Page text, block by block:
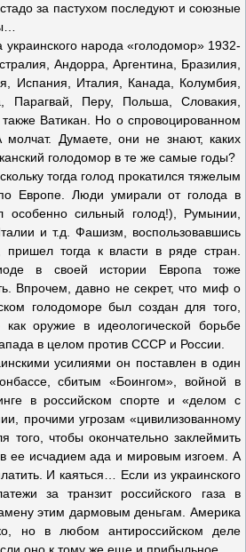
за пастухом последуют и союзные
народа «голодомор» 1932-
Андорра, Аргентина, Бразилия,
Испания, Италия, Канада, Колумбия,
Парагвай, Перу, Польша, Словакия,
Ватикан. Но о спровоцированном
Думаете, они не знают, каких
голодомор в те же самые годы?
тогда голод прокатился тяжелым
Европе. Люди умирали от голода в
сильный голод!), Румынии,
и т.д. Фашизм, воспользовавшись
пришел тогда к власти в ряде стран.
в своей истории Европа тоже
Впрочем, давно не секрет, что миф о
голодоморе был создан для того,
как оружие в идеологической борьбе
в целом против СССР и России.
усилиями он поставлен в один
сбитым «Боингом», войной в
в российском спорте и «делом с
прочими угрозам «цивилизованному
того, чтобы окончательно заклеймить
ее исчадием ада и мировым изгоем. А
И каяться… Если из украинского
за транзит российского газа в
этим дармовым деньгам. Америка
но в любом антироссийском деле